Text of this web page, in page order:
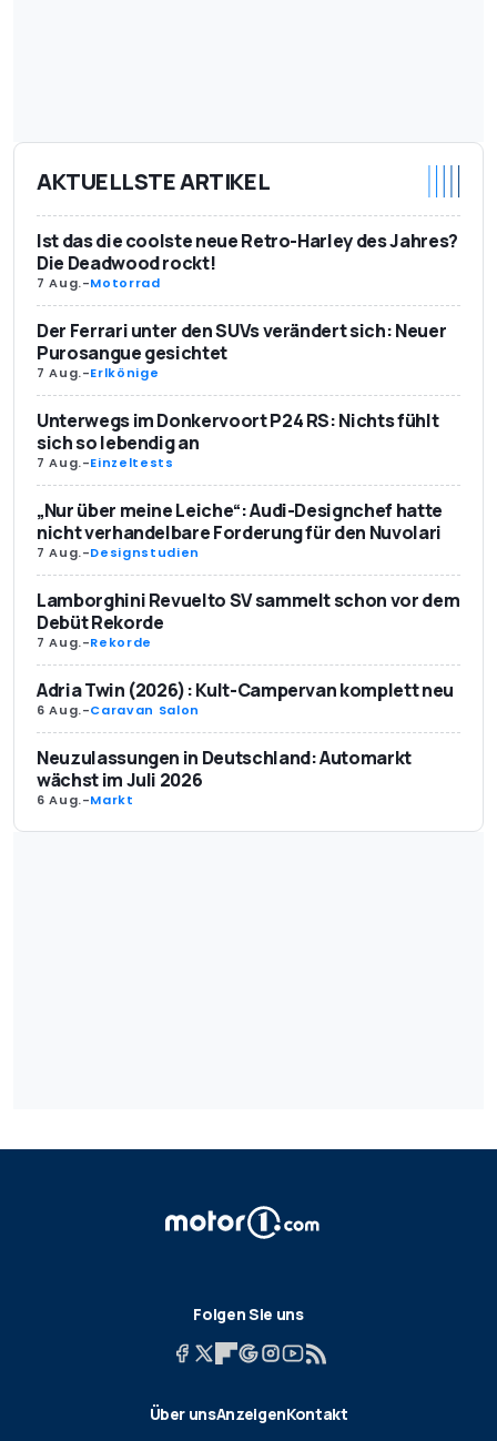
AKTUELLSTE ARTIKEL
Ist das die coolste neue Retro-Harley des Jahres?
Die Deadwood rockt!
7 Aug.-Motorrad
Der Ferrari unter den SUVs verändert sich: Neuer
Purosangue gesichtet
7 Aug.-Erlkönige
Unterwegs im Donkervoort P24 RS: Nichts fühlt
sich so lebendig an
7 Aug.-Einzeltests
„Nur über meine Leiche“: Audi-Designchef hatte
nicht verhandelbare Forderung für den Nuvolari
7 Aug.-Designstudien
Lamborghini Revuelto SV sammelt schon vor dem
Debüt Rekorde
7 Aug.-Rekorde
Adria Twin (2026): Kult-Campervan komplett neu
6 Aug.-Caravan Salon
Neuzulassungen in Deutschland: Automarkt
wächst im Juli 2026
6 Aug.-Markt
Folgen Sie uns
Über unsAnzeigenKontakt